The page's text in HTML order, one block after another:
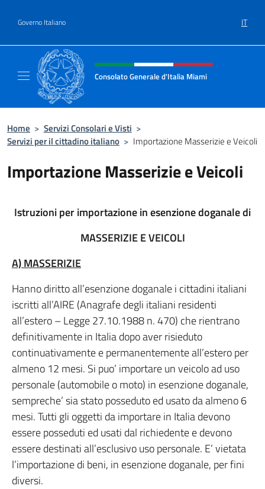
Governo Italiano IT
Intestazione sito, social e menù
Consolato Generale d'Italia Miami
Home > Servizi Consolari e Visti >
Servizi per il cittadino italiano > Importazione Masserizie e Veicoli
Importazione Masserizie e Veicoli
Istruzioni per importazione in esenzione doganale di
MASSERIZIE E VEICOLI
A) MASSERIZIE
Hanno diritto all’esenzione doganale i cittadini italiani
iscritti all’AIRE (Anagrafe degli italiani residenti
all’estero – Legge 27.10.1988 n. 470) che rientrano
definitivamente in Italia dopo aver risieduto
continuativamente e permanentemente all’estero per
almeno 12 mesi. Si puo’ importare un veicolo ad uso
personale (automobile o moto) in esenzione doganale,
sempreche’ sia stato posseduto ed usato da almeno 6
mesi. Tutti gli oggetti da importare in Italia devono
essere posseduti ed usati dal richiedente e devono
essere destinati all’esclusivo uso personale. E’ vietata
l’importazione di beni, in esenzione doganale, per fini
diversi.